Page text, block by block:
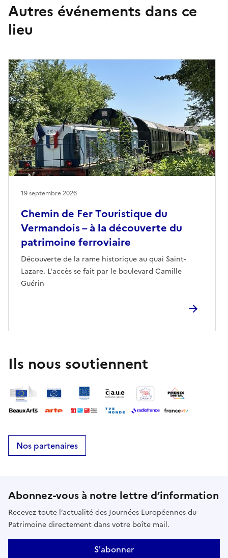
Autres événements dans ce
lieu
Chemin de Fer Touristique du
Vermandois – à la découverte du
patrimoine ferroviaire
Découverte de la rame historique au quai Saint-
Lazare. L'accès se fait par le boulevard Camille
Guérin
19 septembre 2026
Ils nous soutiennent
Nos partenaires
Abonnez-vous à notre lettre d’information
Recevez toute l’actualité des Journées Européennes du
Patrimoine directement dans votre boîte mail.
S'abonner